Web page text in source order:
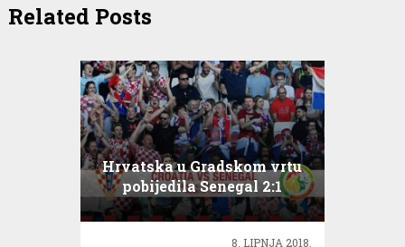
Related Posts
Hrvatska u Gradskom vrtu
pobijedila Senegal 2:1
8. LIPNJA 2018.